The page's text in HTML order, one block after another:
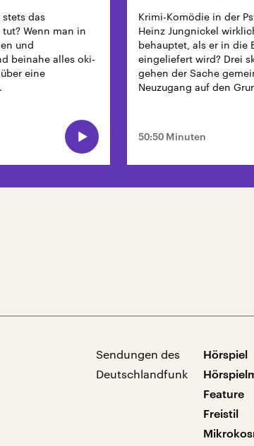
stets das
Wenn man in
und
beinahe alles oki-
eine
Krimi-Komödie in der
Heinz Jungnickel
behauptet, als er in die
eingeliefert wird? Drei
gehen der Sache
Neuzugang auf den
50:50 Minuten
Sendungen des
Deutschlandfunk
Hörspiel
Feature
Freistil